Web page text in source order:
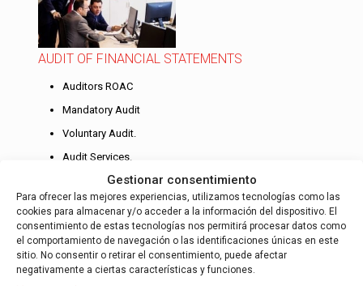
Gestionar consentimiento
Para ofrecer las mejores experiencias, utilizamos tecnologías como las
cookies para almacenar y/o acceder a la información del dispositivo. El
consentimiento de estas tecnologías nos permitirá procesar datos como
el comportamiento de navegación o las identificaciones únicas en este
sitio. No consentir o retirar el consentimiento, puede afectar
negativamente a ciertas características y funciones.
AUDIT OF FINANCIAL STATEMENTS
Auditors ROAC
Mandatory Audit
Voluntary Audit.
Audit Services.
In AOB auditors audit reports we produce annual
financial statements for medium-sized
companies, are registered in the ROAC auditors
in the ICAC, national auditors…